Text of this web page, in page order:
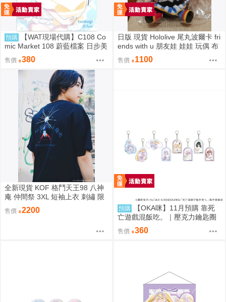
預購
【WAT現場代購】C108 Co
mic Market 108 蔚藍檔案 日步美
ペロロ様が東大数学2026を解説
する本
售價 380
日版 現貨 Hololive 尾丸波爾卡 fri
ends with u 朋友娃 娃娃 玩偶 布
偶 座長 尾丸ポルカ
售價 1100
全新現貨 KOF 格鬥天王98 八神
庵 仲間祭 3XL 短袖上衣 刺繡 限
定聯名
售價 2200 預購
【OKA咪】11月預購 靠死
亡遊戲混飯吃。｜壓克力鑰匙圈
02/盲抽(8種)(官方&新繪插畫) 隨
機一款
售價 360